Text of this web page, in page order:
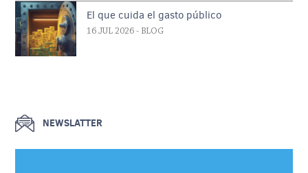
El que cuida el gasto público
16 JUL 2026 - BLOG
NEWSLATTER